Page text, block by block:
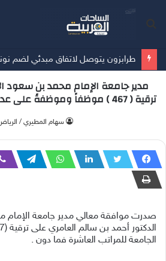
طرابزون يتوصل لاتفاق مبدئي لضم
مدير جامعة الإمام محمد بن سعود
ترقية ( 467 ) موظفاً وموظفةً على عدد من المراتب بالجامعة
‫سهام المطيري /
صدرت موافقة معالي مدير جامعة الإمام
الجامعة للمراتب العاشرة فما دون .